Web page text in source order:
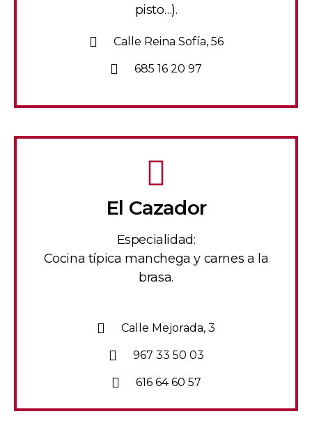
pisto…).
Calle Reina Sofía, 56
685 16 20 97
El Cazador
Especialidad:
Cocina típica manchega y carnes a la
brasa.
Calle Mejorada, 3
967 33 50 03
616 64 60 57